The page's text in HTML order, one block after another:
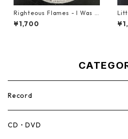
Righteous Flames - I Was B
orn To Be Loved【7-21191】
¥1,700
-
Record
Mento,Calypso,Ballad
CD・DVD